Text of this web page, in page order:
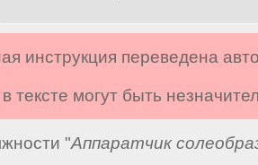
инструкция переведена
тексте могут быть
"Аппаратчик